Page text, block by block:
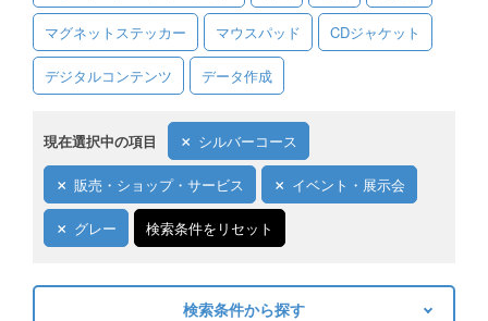
マグネットステッカー マウスパッド CDジャケット
デジタルコンテンツ データ作成
現在選択中の項目 シルバーコース
販売・ショップ・サービス イベント・展示会
グレー 検索条件をリセット
検索条件から探す